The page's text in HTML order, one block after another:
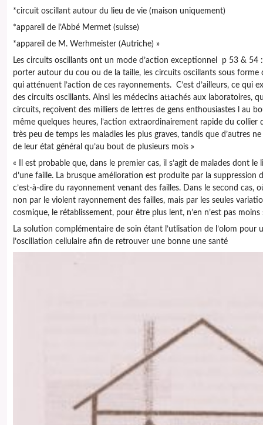
*circuit oscillant autour du lieu de vie (maison uniquement)
*appareil de l’Abbé Mermet (suisse)
*appareil de M. Werhmeister (Autriche) »
Les circuits oscillants ont un mode d’action exceptionnel p 53 & 54
porter autour du cou ou de la taille, les circuits oscillants sous forme
qui atténuent l’action de ces rayonnements. C’est d’ailleurs, ce qui
des circuits oscillants. Ainsi les médecins attachés aux laboratoires,
circuits, reçoivent des milliers de lettres de gens enthousiastes l au
même quelques heures, l’action extraordinairement rapide du collier
très peu de temps les maladies les plus graves, tandis que d’autres
de leur état général qu’au bout de plusieurs mois »
« Il est probable que, dans le premier cas, il s’agit de malades dont le
d’une faille. La brusque amélioration est produite par la suppression
c’est-à-dire du rayonnement venant des failles. Dans le second cas,
non par le violent rayonnement des failles, mais par les seules
cosmique, le rétablissement, pour être plus lent, n’en n’est pas moins
La solution complémentaire de soin étant l’utlisation de l’olom pour
l’oscillation cellulaire afin de retrouver une bonne une santé